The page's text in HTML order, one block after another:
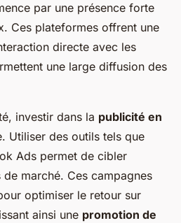
par une présence forte
Ces plateformes offrent une
directe avec les
une large diffusion des
investir dans la publicité en
Utiliser des outils tels que
Ads permet de cibler
marché. Ces campagnes
optimiser le retour sur
ainsi une promotion de